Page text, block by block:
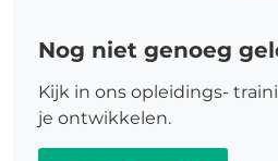
Nog niet genoeg
Kijk in ons opleidings-
je ontwikkelen.